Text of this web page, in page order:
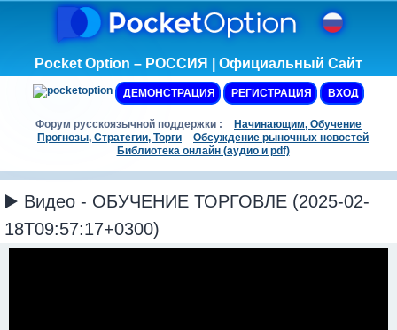
Pocket Option – РОССИЯ | Официальный Сайт
ДЕМОНСТРАЦИЯ РЕГИСТРАЦИЯ ВХОД
Форум русскоязычной поддержки :
Начинающим, Обучение
Прогнозы, Стратегии, Торги
Обсуждение рыночных новостей
Библиотека онлайн (аудио и pdf)
▶️ Видео - ОБУЧЕНИЕ ТОРГОВЛЕ (2025-02-
18T09:57:17+0300)